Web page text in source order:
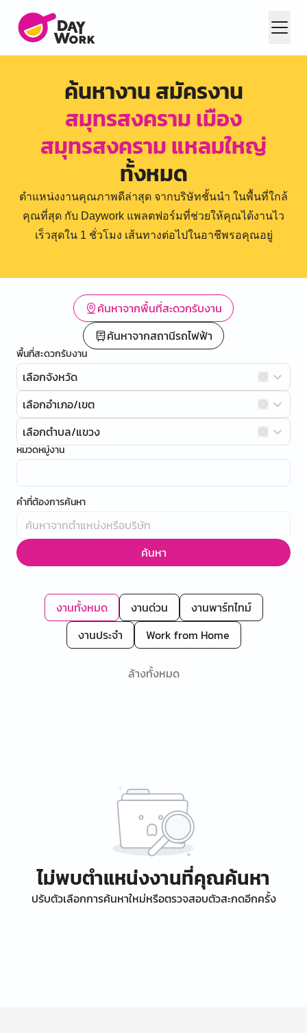
ค้นหางาน สมัครงาน
สมุทรสงคราม เมือง
สมุทรสงคราม แหลมใหญ่
ทั้งหมด
ตำแหน่งงานคุณภาพดีล่าสุด จากบริษัทชั้นนำ ในพื้นที่ใกล้
คุณที่สุด กับ Daywork แพลตฟอร์มที่ช่วยให้คุณได้งานไว
เร็วสุดใน 1 ชั่วโมง เส้นทางต่อไปในอาชีพรอคุณอยู่
ค้นหาจากพื้นที่สะดวกรับงาน
ค้นหาจากสถานีรถไฟฟ้า
พื้นที่สะดวกรับงาน
เลือกจังหวัด
เลือกอำเภอ/เขต
เลือกตำบล/แขวง
หมวดหมู่งาน
คำที่ต้องการค้นหา
ค้นหา
งานทั้งหมด งานด่วน
งานพาร์ทไทม์
งานประจำ
Work from Home
ล้างทั้งหมด
ไม่พบตำแหน่งงานที่คุณค้นหา
ปรับตัวเลือกการค้นหาใหม่หรือตรวจสอบตัวสะกดอีกครั้ง